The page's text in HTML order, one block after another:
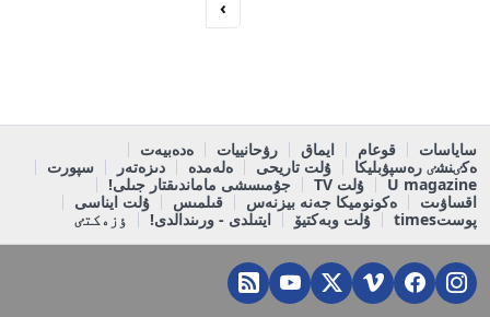
›
ساياسات قوعام ايماق رۋحانييات
ەدەبيەت
ەكٸنشٸ رەسپۋبليكا
ۇلت تاريحى ەلەمدە دىزەتەر
سپورت
U magazine
ۇلت TV
جۇمىسشى ماماندىقتار جىلى!
اقساۋىت
ەكونوميكا جەنە بيزنەس قىلمىس
ۇلت ايناسى
پوستtimes
ۇلت وبەكتيۆ ايتىلدى - ورىندالدى! ٶزەكتٸ